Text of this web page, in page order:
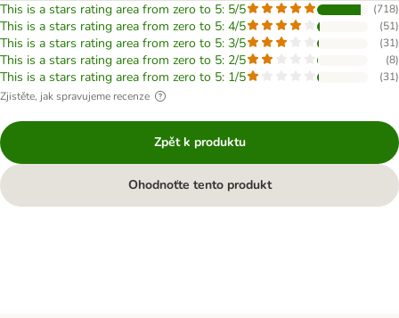
This is a stars rating area from zero to 5: 5/5 (718)
This is a stars rating area from zero to 5: 4/5 (51)
This is a stars rating area from zero to 5: 3/5 (31)
This is a stars rating area from zero to 5: 2/5 (8)
This is a stars rating area from zero to 5: 1/5 (31)
Zjistěte, jak spravujeme recenze
Zpět k produktu
Ohodnoťte tento produkt